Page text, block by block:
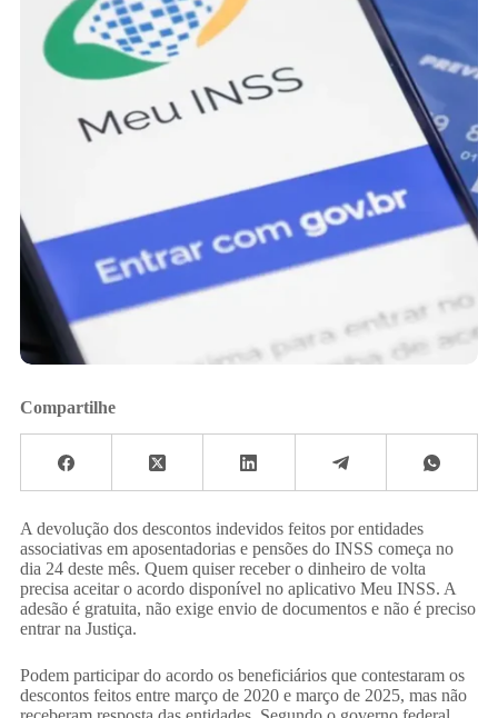
Compartilhe
A devolução dos descontos indevidos feitos por entidades
associativas em aposentadorias e pensões do INSS começa no
dia 24 deste mês. Quem quiser receber o dinheiro de volta
precisa aceitar o acordo disponível no aplicativo Meu INSS. A
adesão é gratuita, não exige envio de documentos e não é preciso
entrar na Justiça.
Podem participar do acordo os beneficiários que contestaram os
descontos feitos entre março de 2020 e março de 2025, mas não